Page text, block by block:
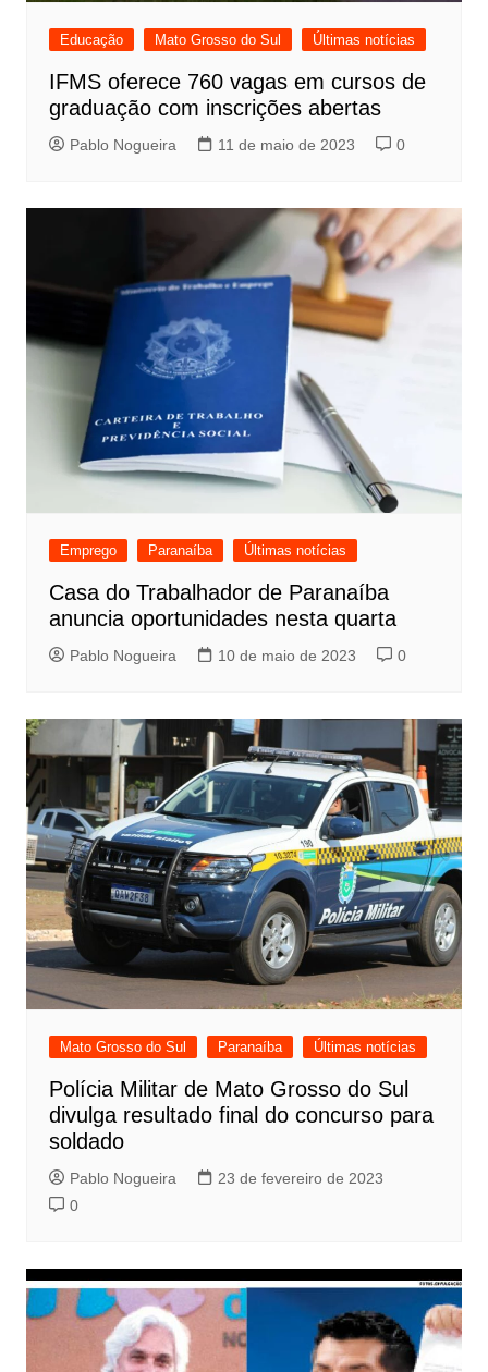
Educação Mato Grosso do Sul Últimas notícias
IFMS oferece 760 vagas em cursos de
graduação com inscrições abertas
Pablo Nogueira 11 de maio de 2023 0
Emprego Paranaíba Últimas notícias
Casa do Trabalhador de Paranaíba
anuncia oportunidades nesta quarta
Pablo Nogueira 10 de maio de 2023 0
Mato Grosso do Sul Paranaíba Últimas notícias
Polícia Militar de Mato Grosso do Sul
divulga resultado final do concurso para
soldado
Pablo Nogueira
23 de fevereiro de 2023
0